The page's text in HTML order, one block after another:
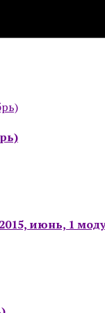
июнь, 1